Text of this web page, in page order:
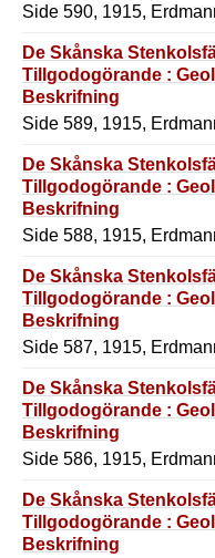
Side 590, 1915,
De Skånska
Tillgodogörande :
Beskrifning
Side 589, 1915,
De Skånska
Tillgodogörande :
Beskrifning
Side 588, 1915,
De Skånska
Tillgodogörande :
Beskrifning
Side 587, 1915,
De Skånska
Tillgodogörande :
Beskrifning
Side 586, 1915,
De Skånska
Tillgodogörande :
Beskrifning